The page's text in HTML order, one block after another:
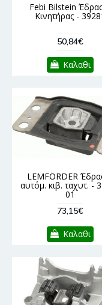
Febi Bilstein
Κινητήρας -
50,84€
Καλαθι
LEMFÖRDER
αυτόμ. κιβ. ταχυτ. -
01
73,15€
Καλαθι